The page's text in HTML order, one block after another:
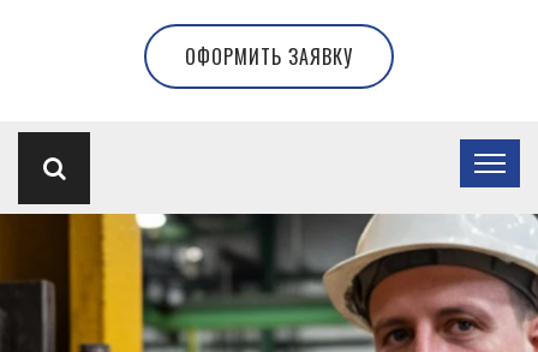
ОФОРМИТЬ ЗАЯВКУ